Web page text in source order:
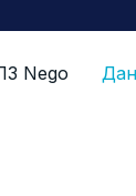
Nego